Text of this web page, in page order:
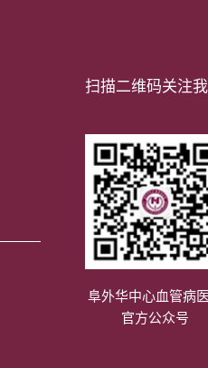
扫描二维码关注
阜外华中心血管病
官方公众号